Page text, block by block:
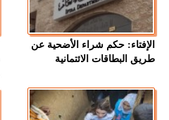
الإفتاء: حكم شراء الأضحية عن
طريق البطاقات الائتمانية